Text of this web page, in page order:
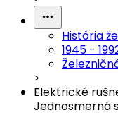
História
1945 -
>
Elektrické
Jednosmerná